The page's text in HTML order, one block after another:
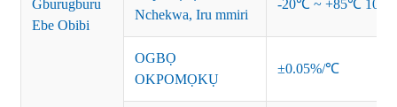
Gburugburu
Ebe Obibi
Nchekwa, Iru mmiri
-20℃ ~ +85℃
OGBỌ
OKPOMỌKỤ
±0.05%/℃